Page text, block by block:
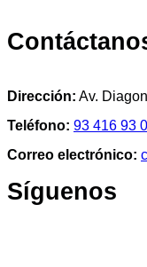
Dirección: Av.
Teléfono: 93 416 93
Correo electrónico:
Síguenos